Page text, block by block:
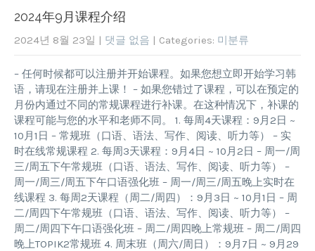
2024年9月课程介绍
2024년 8월 23일 | 댓글 없음 | Categories: 미분류
– 任何时候都可以注册并开始课程。如果您想立即开始学习韩
语，请现在注册并上课！ – 如果您错过了课程，可以在预定的
月份内通过不同的常规课程进行补课。在这种情况下，补课的
课程可能与您的水平和老师不同。 1. 每周4天课程：9月2日 ~
10月1日 – 常规班（口语、语法、写作、阅读、听力等） – 实
时在线常规课程 2. 每周3天课程：9月4日 ~ 10月2日 – 周一/周
三/周五下午常规班（口语、语法、写作、阅读、听力等） –
周一/周三/周五下午口语强化班 – 周一/周三/周五晚上实时在
线课程 3. 每周2天课程（周二/周四）：9月3日 ~ 10月1日 – 周
二/周四下午常规班（口语、语法、写作、阅读、听力等） –
周二/周四下午口语强化班 – 周二/周四晚上常规班 – 周二/周四
晚上TOPIK2常规班 4. 周末班（周六/周日）：9月7日 ~ 9月29